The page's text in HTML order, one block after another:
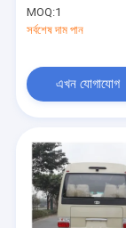
পণ্য
আমাদের সম্বন্ধে
MOQ:1
সর্বশেষ দাম পান
এখন যোগাযোগ